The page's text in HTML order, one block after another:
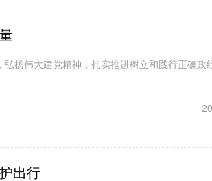
扬伟大建党精神，扎实推进树立和践行正确政
出行